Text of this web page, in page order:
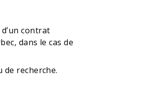
contrat
dans le cas de
recherche.